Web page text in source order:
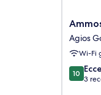
Ammos
Bay
Agios
Gordios
Agios
Wi-Fi
10.0
su
10
3